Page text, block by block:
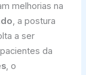
melhorias na
, a postura
a ser
da
, o